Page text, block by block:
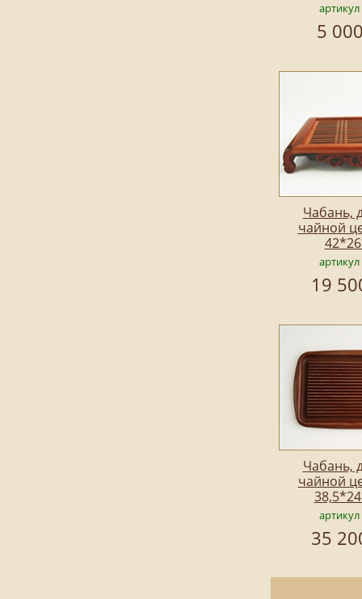
5
Чабань,
чайной
19
Чабань,
чайной
35